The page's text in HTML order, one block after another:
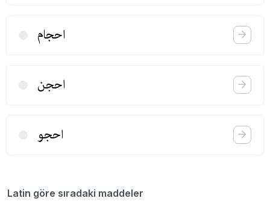
احجام
احجن
احجو
Latin göre sıradaki maddeler